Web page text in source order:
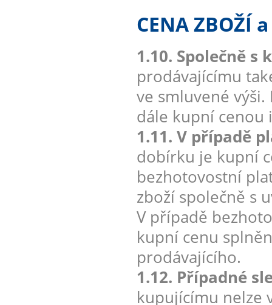
CENA ZBOŽÍ
1.10. Společně s
prodávajícímu
ve smluvené
dále kupní cenou
1.11. V případě
dobírku je kupní
bezhotovostní
zboží společně s
V případě
kupní cenu
prodávajícího.
1.12. Případné
kupujícímu nelze